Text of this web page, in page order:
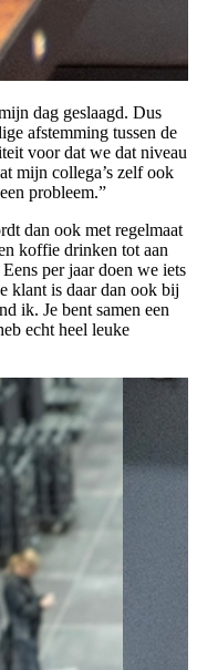
dag geslaagd. Dus
afstemming tussen de
voor dat we dat niveau
mijn collega’s zelf ook
probleem.”
dan ook met regelmaat
koffie drinken tot aan
per jaar doen we iets
klant is daar dan ook bij
ik. Je bent samen een
echt heel leuke